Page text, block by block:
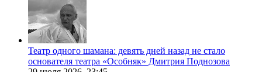
Театр одного шамана: девять дней назад не стало
основателя театра «Особняк» Дмитрия Поднозова